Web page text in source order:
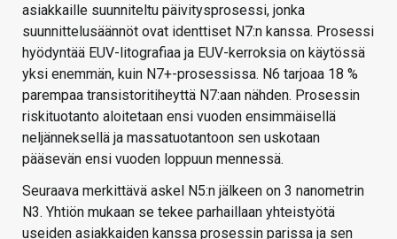
asiakkaille suunniteltu päivitysprosessi, jonka
suunnittelusäännöt ovat identtiset N7:n kanssa. Prosessi
hyödyntää EUV-litografiaa ja EUV-kerroksia on käytössä
yksi enemmän, kuin N7+-prosessissa. N6 tarjoaa 18 %
parempaa transistoritiheyttä N7:aan nähden. Prosessin
riskituotanto aloitetaan ensi vuoden ensimmäisellä
neljänneksellä ja massatuotantoon sen uskotaan
pääsevän ensi vuoden loppuun mennessä.
Seuraava merkittävä askel N5:n jälkeen on 3 nanometrin
N3. Yhtiön mukaan se tekee parhaillaan yhteistyötä
useiden asiakkaiden kanssa prosessin parissa ja sen